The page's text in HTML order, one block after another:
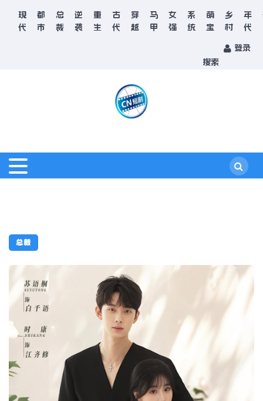
现
代
都
市
总
裁
逆
袭
重
生
古
代
穿
越
马
甲
女
强
系
统
萌
宝
乡
村
年
代
搜索
登录
总裁